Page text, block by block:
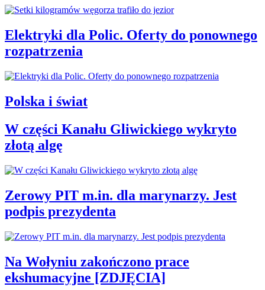
Elektryki dla Polic. Oferty do ponownego
rozpatrzenia
Polska i świat
W części Kanału Gliwickiego wykryto
złotą algę
Zerowy PIT m.in. dla marynarzy. Jest
podpis prezydenta
Na Wołyniu zakończono prace
ekshumacyjne [ZDJĘCIA]